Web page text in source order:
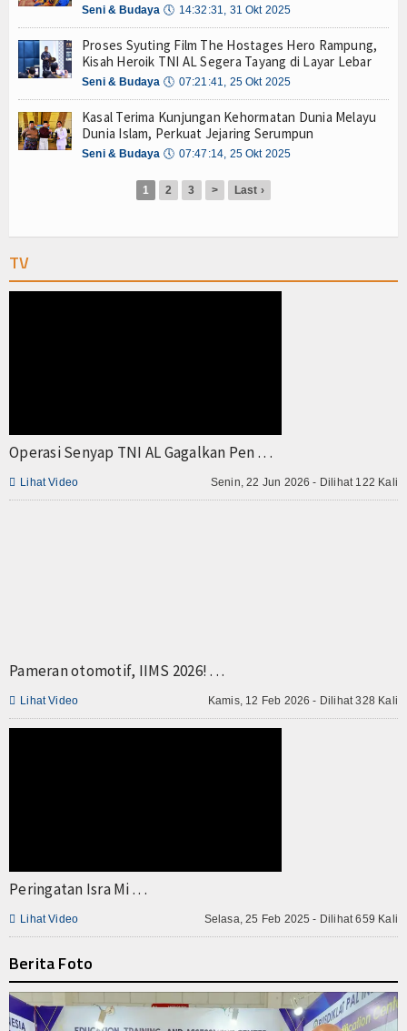
Perhubungan
Religi
Opini
Pelabuhan
Sorot
Channel
Seni & Budaya 🕔 14:32:31, 31 Okt 2025
Proses Syuting Film The Hostages Hero Rampung,
Kisah Heroik TNI AL Segera Tayang di Layar Lebar
Seni & Budaya 🕔 07:21:41, 25 Okt 2025
Kasal Terima Kunjungan Kehormatan Dunia Melayu
Dunia Islam, Perkuat Jejaring Serumpun
Seni & Budaya 🕔 07:47:14, 25 Okt 2025
1 2 3 > Last ›
TV
Operasi Senyap TNI AL Gagalkan Pen . . .
Senin, 22 Jun 2026 - Dilihat 122 Kali
 Lihat Video
Pameran otomotif, IIMS 2026! . . .
Kamis, 12 Feb 2026 - Dilihat 328 Kali
 Lihat Video
Peringatan Isra Mi . . .
Selasa, 25 Feb 2025 - Dilihat 659 Kali
 Lihat Video
Berita Foto